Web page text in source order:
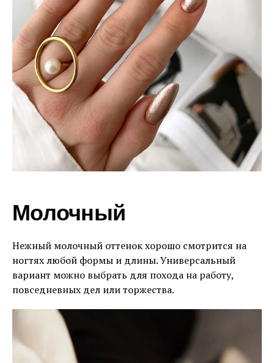
Молочный
Нежный молочный оттенок хорошо смотрится на
ногтях любой формы и длины. Универсальный
вариант можно выбрать для похода на работу,
повседневных дел или торжества.